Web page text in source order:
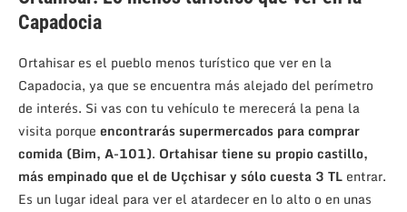
Capadocia
Ortahisar es el pueblo menos turístico que ver en la
Capadocia, ya que se encuentra más alejado del perímetro
de interés. Si vas con tu vehículo te merecerá la pena la
visita porque encontrarás supermercados para comprar
comida (Bim, A-101). Ortahisar tiene su propio castillo,
más empinado que el de Uçchisar y sólo cuesta 3 TL entrar.
Es un lugar ideal para ver el atardecer en lo alto o en unas